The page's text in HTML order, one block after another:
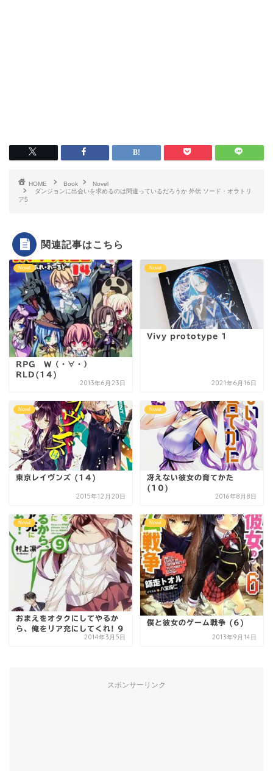
HOME Book
Novel
ダンジョンに出会いを求めるのは間違っているだろうか 外伝 ソード・オラトリ
ア5
関連記事はこちら
Novel
RPG W（・∀・）
RLD(14)
2013年6月23日
Novel
Vivy prototype 1
2021年6月16日
Novel
東京レイヴンズ (14)
2015年12月20日
Novel
冴えない彼女の育てかた
(10)
2016年8月8日
Novel
おまえをオタクにしてやるか
ら、俺をリア充にしてくれ! 9
2014年3月5日
Novel
僕と彼女のゲーム戦争 (6)
2013年9月14日
スポンサーリンク